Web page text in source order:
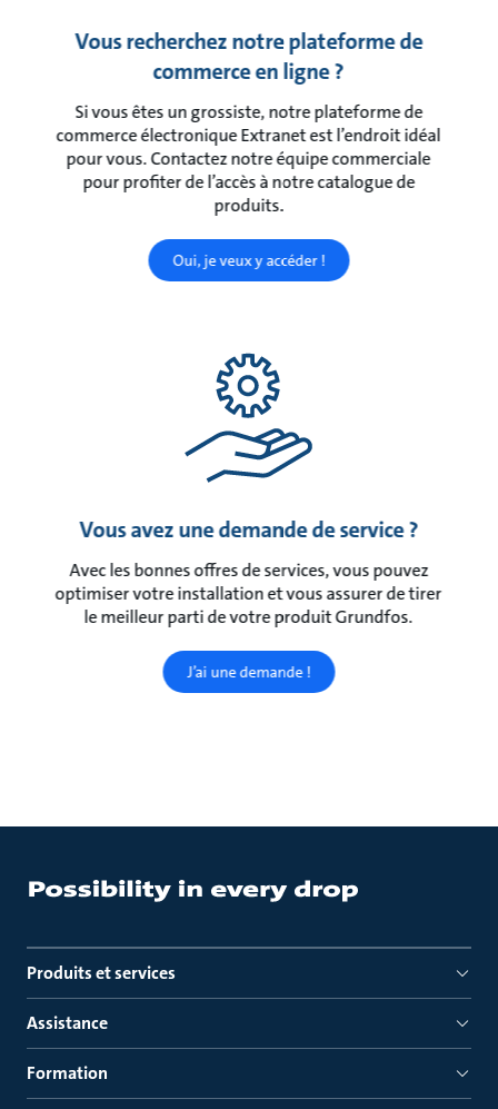
Vous recherchez notre plateforme de
commerce en ligne ?
Si vous êtes un grossiste, notre plateforme de
commerce électronique Extranet est l’endroit idéal
pour vous. Contactez notre équipe commerciale
pour profiter de l’accès à notre catalogue de
produits.
Oui, je veux y accéder !
Vous avez une demande de service ?
Avec les bonnes offres de services, vous pouvez
optimiser votre installation et vous assurer de tirer
le meilleur parti de votre produit Grundfos.
J’ai une demande !
Produits et services
Assistance
Formation